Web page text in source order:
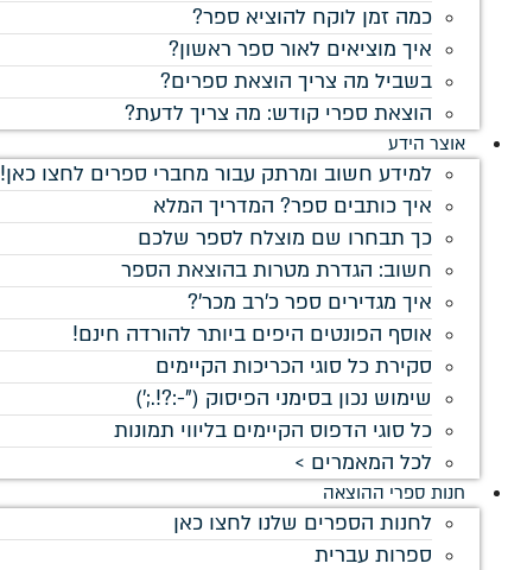
כמה זמן לוקח להוציא ספר?
איך מוציאים לאור ספר ראשון?
בשביל מה צריך הוצאת ספרים?
הוצאת ספרי קודש: מה צריך לדעת?
אוצר הידע
למידע חשוב ומרתק עבור מחברי ספרים לחצו כאן!
איך כותבים ספר? המדריך המלא
כך תבחרו שם מוצלח לספר שלכם
חשוב: הגדרת מטרות בהוצאת הספר
איך מגדירים ספר כ'רב מכר'?
אוסף הפונטים היפים ביותר להורדה חינם!
סקירת כל סוגי הכריכות הקיימים
שימוש נכון בסימני הפיסוק ("-:?!.;')
כל סוגי הדפוס הקיימים בליווי תמונות
לכל המאמרים >
חנות ספרי ההוצאה
לחנות הספרים שלנו לחצו כאן
ספרות עברית